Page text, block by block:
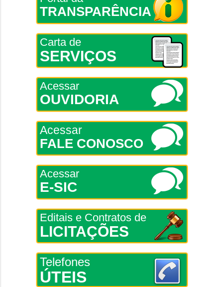
TRANSPARÊNCIA
Carta de
SERVIÇOS
Acessar
OUVIDORIA
Acessar
FALE CONOSCO
Acessar
E-SIC
Editais e Contratos de
LICITAÇÕES
Telefones
ÚTEIS